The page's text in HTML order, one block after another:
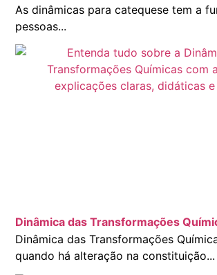
As dinâmicas para catequese tem a
pessoas...
Dinâmica das Transformações
Dinâmica das Transformações
quando há alteração na constituição...